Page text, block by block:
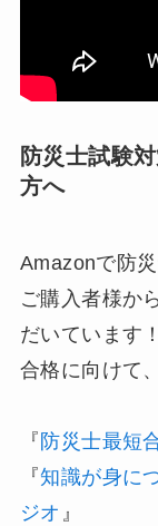
防災士試験
方へ
Amazonで防
ご購入者様か
だいています！
合格に向けて
『 防災士最短
『知識が身に
ジオ 』